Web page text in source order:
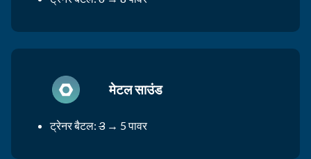
मेटल साउंड
ट्रेनर बैटल: 3 → 5 पावर